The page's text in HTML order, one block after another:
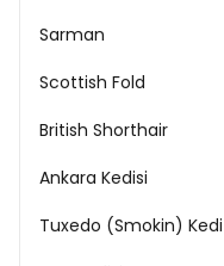
Taurin
Mannan
Yucca Schidigera
Antioksidanlar
Yağ %20
Sarman
Scottish Fold
British Shorthair
Ankara Kedisi
Tuxedo (Smokin) Kedi